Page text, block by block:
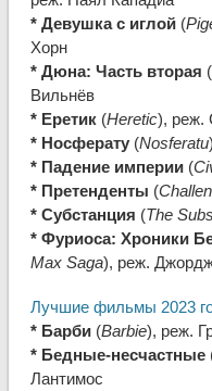
* Девушка с иглой(
Хорн
* Дюна: Часть вторая (
Вильнёв
* Еретик (Heretic), реж.
* Носферату(Nosferatu
* Падение империи(
* Претенденты (
* Субстанция (The
* Фуриоса: Хроники
Max Saga), реж.
Лучшие фильмы 2023
* Барби (Barbie), реж.
* Бедные-несчастные
Лантимос